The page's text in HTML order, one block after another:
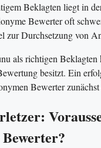
Beklagten liegt in
Bewerter oft
zur Durchsetzung von
als richtigen
besitzt. Ein
Bewerter